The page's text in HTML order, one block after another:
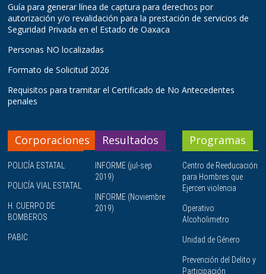
Guía para generar línea de captura para derechos por
autorización y/o revalidación para la prestación de servicios de
Seguridad Privada en el Estado de Oaxaca
Personas NO localizadas
Formato de Solicitud 2026
Requisitos para tramitar el Certificado de No Antecedentes
penales
Corporaciones
POLICÍA ESTATAL
POLICÍA VIAL ESTATAL
H. CUERPO DE
BOMBEROS
PABIC
Resultados
INFORME (jul-sep
2019)
INFORME (Noviembre
2019)
Programas
Centro de Reeducación
para Hombres que
Ejercen violencia
Operativo
Alcoholimetro
Unidad de Género
Prevención del Delito y
Participación